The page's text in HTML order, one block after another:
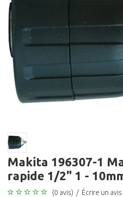
Makita 196307-1
rapide 1/2" 1 -
(0 avis) / Écrire un avis